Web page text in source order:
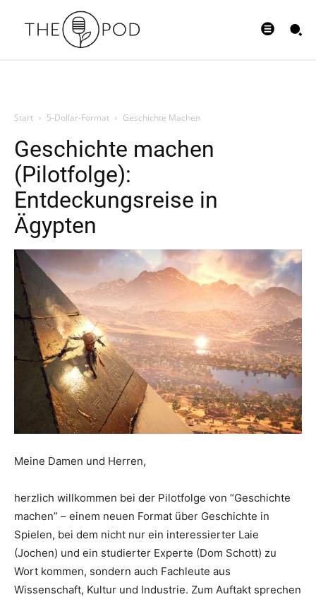
Start 5-Dollar-Format Geschichte Machen
Geschichte machen
(Pilotfolge):
Entdeckungsreise in
Ägypten
Meine Damen und Herren,
herzlich willkommen bei der Pilotfolge von “Geschichte
machen” – einem neuen Format über Geschichte in
Spielen, bei dem nicht nur ein interessierter Laie
(Jochen) und ein studierter Experte (Dom Schott) zu
Wort kommen, sondern auch Fachleute aus
Wissenschaft, Kultur und Industrie. Zum Auftakt sprechen